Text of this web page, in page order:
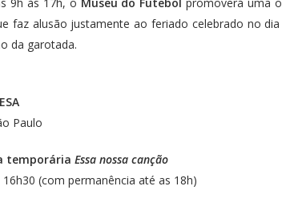
faz alusão justamente ao feriado celebrado no
da garotada.
Paulo
temporária Essa nossa canção
(com permanência até as 18h)